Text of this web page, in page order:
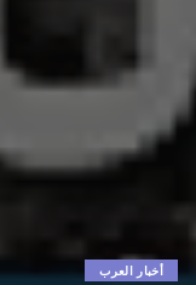
أخبار العرب